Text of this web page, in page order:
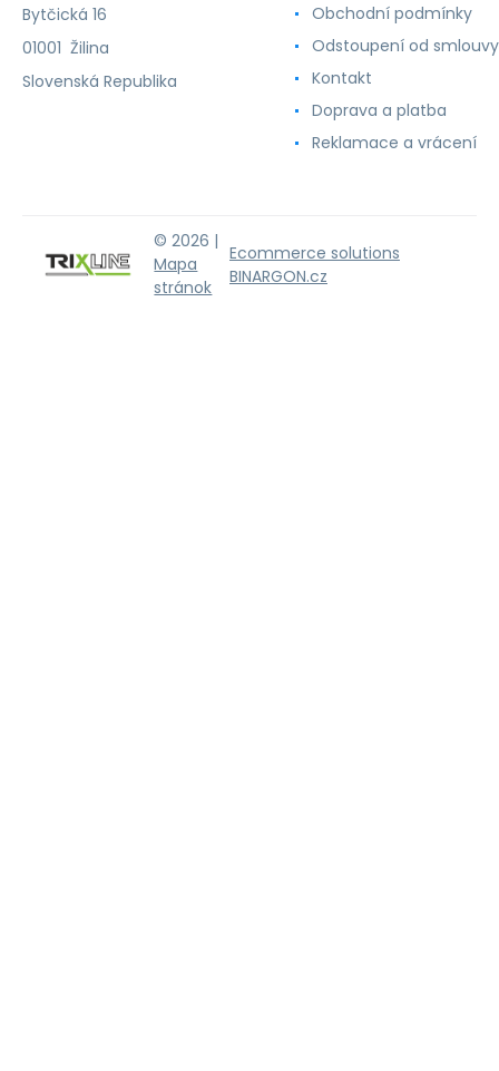
Bytčická 16
01001 Žilina
Slovenská Republika
Obchodní podmínky
Odstoupení od smlouvy
Kontakt
Doprava a platba
Reklamace a vrácení
© 2026 |
Mapa
stránok
Ecommerce solutions
BINARGON.cz